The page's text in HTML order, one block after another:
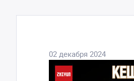
02 декабря 2024